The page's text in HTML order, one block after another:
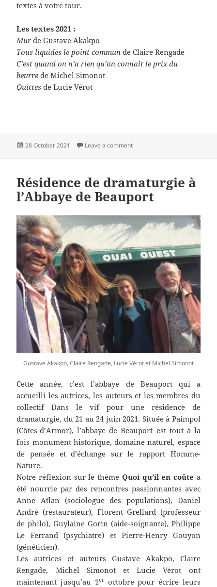
textes à votre tour.
Les textes 2021 :
Murde Gustave Akakpo
Tous liquides le point communde Claire Rengade
C’est quand on n’a rien qu’on connaît le prix du
beurre de Michel Simonot
Quittesde Lucie Vérot
Posted
28 October 2021 Leave a commenton Les textes 2021 nous ont
Résidence de dramaturgie à
l’Abbaye de Beauport
Gustave Akakpo, Claire Rengade, Lucie Vérot et Michel Simonot
Cette année, c’est l’abbaye de Beauport qui a
accueilli les autrices, les auteurs et les membres du
collectif Dans le vif pour une résidence de
dramaturgie, du 21 au 24 juin 2021. Située à Paimpol
(Côtes-d’Armor), l’abbaye de Beauport est tout à la
fois monument historique, domaine naturel, espace
de pensée et d’échange sur le rapport Homme-
Nature.
Notre réflexion sur le thème Quoi qu’il en coûte a
été nourrie par des rencontres passionnantes avec
Anne Atlan (sociologue des populations), Daniel
André (restaurateur), Florent Grellard (professeur
de philo), Guylaine Gorin (aide-soignante), Philippe
Le Ferrand (psychiatre) et Pierre-Henry Gouyon
(généticien).
Les autrices et auteurs Gustave Akakpo, Claire
Rengade, Michel Simonot et Lucie Vérot ont
maintenant jusqu’au 1eroctobre pour écrire leurs